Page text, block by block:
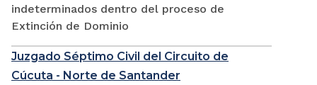
indeterminados dentro del proceso de
Extinción de Dominio
Juzgado Séptimo Civil del Circuito de
Cúcuta - Norte de Santander